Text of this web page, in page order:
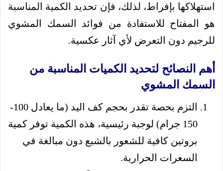
استهلاكها بإفراط، لذلك، فإن تحديد الكمية المناسبة
هو المفتاح للاستفادة من فوائد السمك المشوي
للرجيم دون التعرض لأي آثار عكسية.
أهم النصائح لتحديد الكميات المناسبة من
السمك المشوي
التزم بحصة تقدر بحجم كف اليد (ما يعادل 100-
150 جرام) لوجبة رئيسية، هذه الكمية توفر كمية
بروتين كافية للشعور بالشبع دون مبالغة في
السعرات الحرارية.